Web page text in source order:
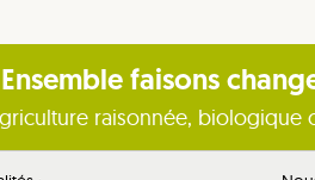
Ensemble faisons
raisonnée,